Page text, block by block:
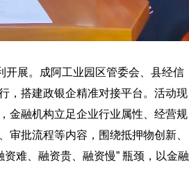
开展。成阿工业园区管委会、县经信
，搭建政银企精准对接平台。活动现
金融机构立足企业行业属性、经营规
批流程等内容，围绕抵押物创新、
难、融资贵、融资慢” 瓶颈，以金融